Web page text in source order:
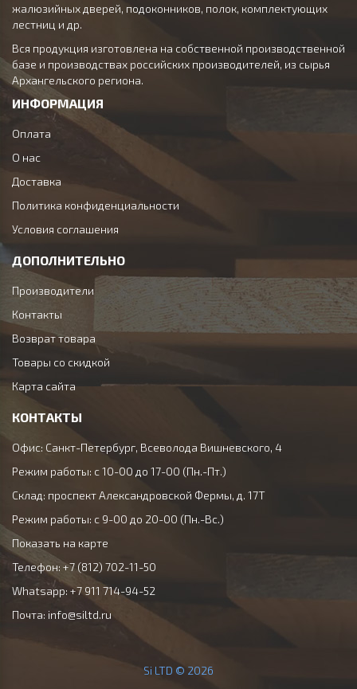
жалюзийных дверей, подоконников, полок, комплектующих
лестниц и др.
Вся продукция изготовлена на собственной производственной
базе и производствах российских производителей, из сырья
Архангельского региона.
ИНФОРМАЦИЯ
Оплата
О нас
Доставка
Политика конфиденциальности
Условия соглашения
ДОПОЛНИТЕЛЬНО
Производители
Контакты
Возврат товара
Товары со скидкой
Карта сайта
КОНТАКТЫ
Офис: Санкт-Петербург, Всеволода Вишневского, 4
Режим работы: с 10-00 до 17-00 (Пн.-Пт.)
Склад: проспект Александровской Фермы, д. 17Т
Режим работы: с 9-00 до 20-00 (Пн.-Вс.)
Показать на карте
Телефон: +7 (812) 702-11-50
Whatsapp: +7 911 714-94-52
Почта: info@siltd.ru
Si LTD © 2026